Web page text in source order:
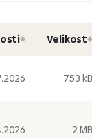
Velikost
753 kB
2 MB